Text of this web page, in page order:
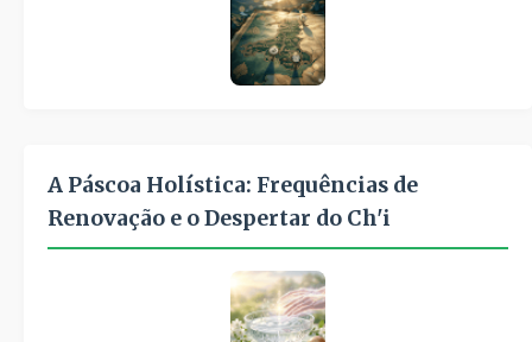
A Páscoa Holística: Frequências de
Renovação e o Despertar do Ch'i